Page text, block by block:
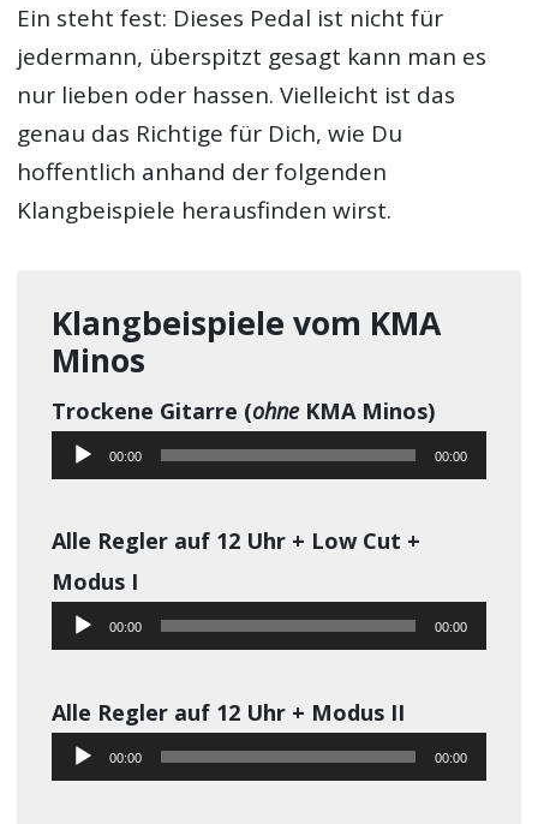
Ein steht fest: Dieses Pedal ist nicht für
jedermann, überspitzt gesagt kann man es
nur lieben oder hassen. Vielleicht ist das
genau das Richtige für Dich, wie Du
hoffentlich anhand der folgenden
Klangbeispiele herausfinden wirst.
Klangbeispiele vom KMA
Minos
Trockene Gitarre (ohneKMA Minos)
Audio-00:00 00:00
Alle Regler auf 12 Uhr + Low Cut +
Modus I
Audio-00:00 00:00
Alle Regler auf 12 Uhr + Modus II
Audio-00:00 00:00